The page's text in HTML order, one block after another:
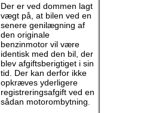
Der er ved dommen lagt
vægt på, at bilen ved en
senere genilægning af
den originale
benzinmotor vil være
identisk med den bil, der
blev afgiftsberigtiget i sin
tid. Der kan derfor ikke
opkræves yderligere
registreringsafgift ved en
sådan motorombytning.